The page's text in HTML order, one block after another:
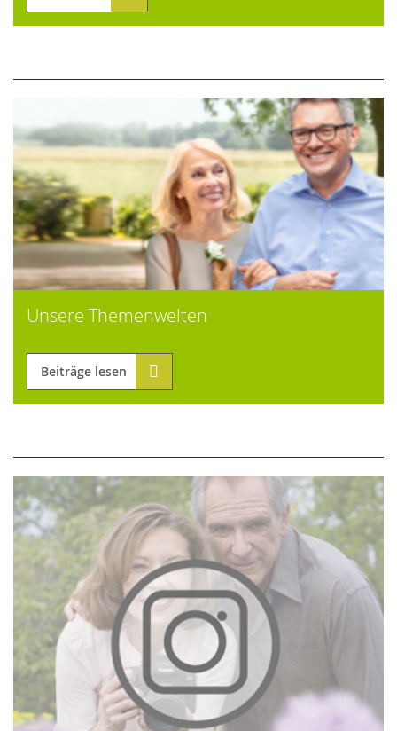
Unsere Themenwelten
Beiträge lesen